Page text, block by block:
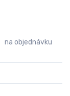
na objednávku